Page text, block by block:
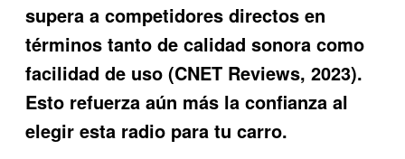
supera a competidores directos en
términos tanto de calidad sonora como
facilidad de uso (CNET Reviews, 2023).
Esto refuerza aún más la confianza al
elegir esta radio para tu carro.